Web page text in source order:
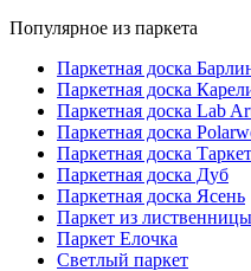
Популярное из паркета
Паркетная доска
Паркетная доска
Паркетная доска Lab
Паркетная доска
Паркетная доска
Паркетная доска Дуб
Паркетная доска Ясень
Паркет из лиственницы
Паркет Елочка
Светлый паркет